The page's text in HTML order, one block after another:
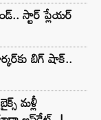
స్టార్ ప్లేయర్
బిగ్ షాక్..
మళ్లీ